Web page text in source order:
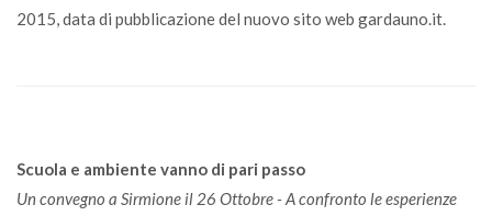
2015, data di pubblicazione del nuovo sito web gardauno.it.
Scuola e ambiente vanno di pari passo
Un convegno a Sirmione il 26 Ottobre - A confronto le esperienze